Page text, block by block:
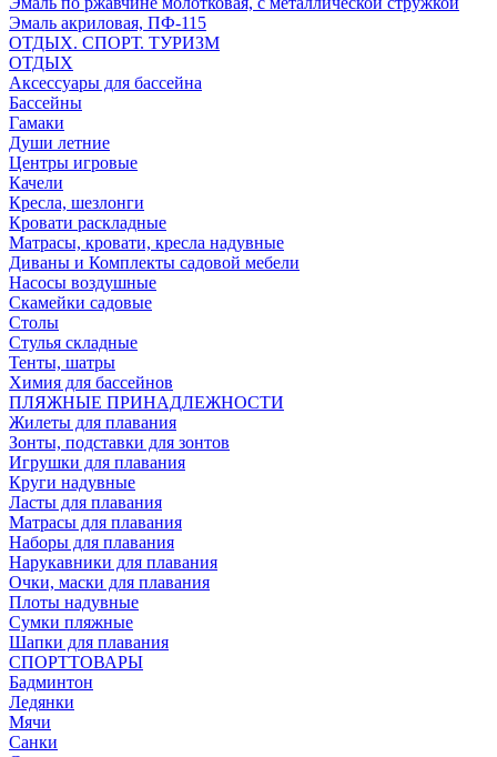
Эмаль акриловая, ПФ-115
ОТДЫХ. СПОРТ. ТУРИЗМ
ОТДЫХ
Аксессуары для бассейна
Бассейны
Гамаки
Души летние
Центры игровые
Качели
Кресла, шезлонги
Кровати раскладные
Матрасы, кровати, кресла надувные
Диваны и Комплекты садовой мебели
Насосы воздушные
Скамейки садовые
Столы
Стулья складные
Тенты, шатры
Химия для бассейнов
ПЛЯЖНЫЕ ПРИНАДЛЕЖНОСТИ
Жилеты для плавания
Зонты, подставки для зонтов
Игрушки для плавания
Круги надувные
Ласты для плавания
Матрасы для плавания
Наборы для плавания
Нарукавники для плавания
Очки, маски для плавания
Плоты надувные
Сумки пляжные
Шапки для плавания
СПОРТТОВАРЫ
Бадминтон
Ледянки
Мячи
Санки